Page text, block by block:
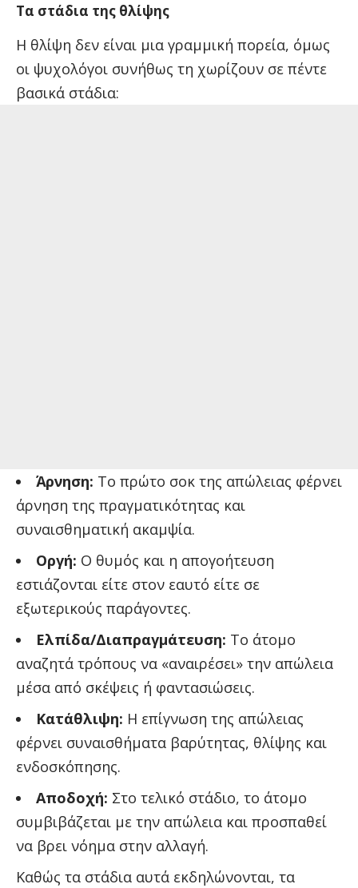
Τα στάδια της θλίψης
Η θλίψη δεν είναι μια γραμμική πορεία, όμως
οι ψυχολόγοι συνήθως τη χωρίζουν σε πέντε
βασικά στάδια:
Άρνηση: Το πρώτο σοκ της απώλειας φέρνει
άρνηση της πραγματικότητας και
συναισθηματική ακαμψία.
Οργή: Ο θυμός και η απογοήτευση
εστιάζονται είτε στον εαυτό είτε σε
εξωτερικούς παράγοντες.
Ελπίδα/Διαπραγμάτευση: Το άτομο
αναζητά τρόπους να «αναιρέσει» την απώλεια
μέσα από σκέψεις ή φαντασιώσεις.
Κατάθλιψη: Η επίγνωση της απώλειας
φέρνει συναισθήματα βαρύτητας, θλίψης και
ενδοσκόπησης.
Αποδοχή: Στο τελικό στάδιο, το άτομο
συμβιβάζεται με την απώλεια και προσπαθεί
να βρει νόημα στην αλλαγή.
Καθώς τα στάδια αυτά εκδηλώνονται, τα